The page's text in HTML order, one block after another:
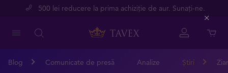
500 lei reducere la prima achiziție de aur. Sunați-ne.
Blog Comunicate de presă Analize Știri
Close